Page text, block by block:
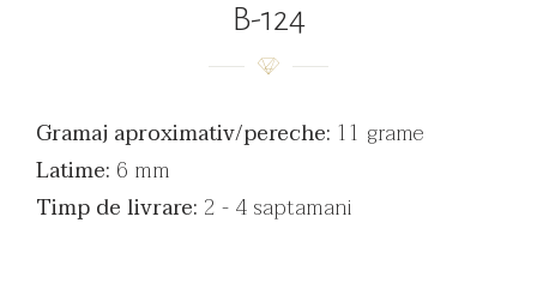
B-124
Gramaj aproximativ/pereche: 11 grame
Latime: 6 mm
Timp de livrare: 2 - 4 saptamani